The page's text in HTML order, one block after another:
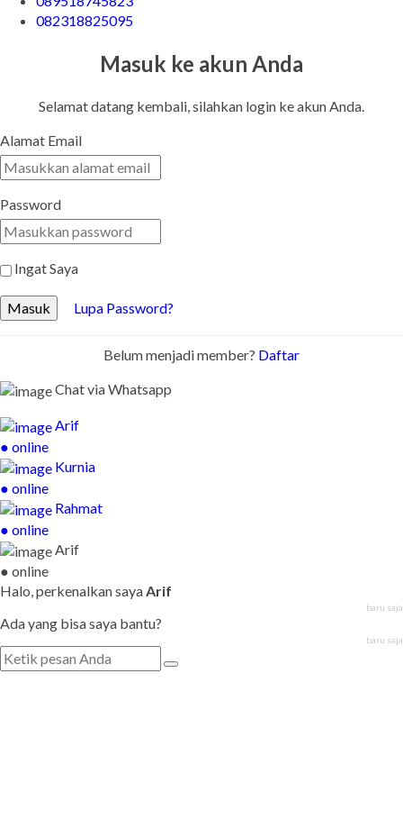
082318825095
Masuk ke akun Anda
Selamat datang kembali, silahkan login ke akun Anda.
Alamat Email
Password
Ingat Saya
Masuk Lupa Password?
Belum menjadi member? Daftar
Chat via Whatsapp
Arif
● online
Kurnia
● online
Rahmat
● online
Arif
● online
Halo, perkenalkan sayaArif
baru saja
Ada yang bisa saya bantu?
baru saja